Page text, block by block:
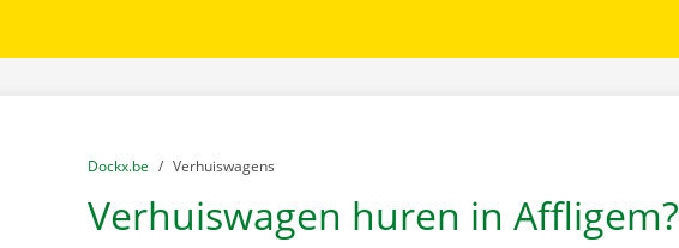
U bevindt zich hier:
van
Dockx.be naar
Verhuiswagens
Verhuiswagen huren in Affligem?